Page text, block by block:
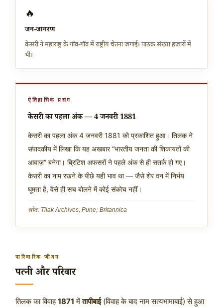
🔥
जन-जागरण
केसरी ने महाराष्ट्र के गाँव-गाँव में राष्ट्रीय चेतना जगाई। पाठक संख्या हज़ारों में
थी।
ऐतिहासिक प्रसंग
केसरी का पहला अंक — 4 जनवरी 1881
केसरी का पहला अंक 4 जनवरी 1881 को प्रकाशित हुआ। तिलक ने
संपादकीय में लिखा कि यह अखबार “भारतीय जनता की शिकायतों की
आवाज़” बनेगा। ब्रिटिश अफसरों ने पहले अंक से ही सतर्क हो गए।
केसरी का नाम रखने के पीछे यही भाव था — जैसे शेर वन में निर्भय
घूमता है, वैसे ही सच बोलने में कोई संकोच नहीं।
स्रोत: Tilak Archives, Pune; Britannica
पारिवारिक जीवन
पत्नी और परिवार
तिलक का विवाह1871 मेंतापीबाई(विवाह के बाद नाम सत्यभामाबाई) से हुआ